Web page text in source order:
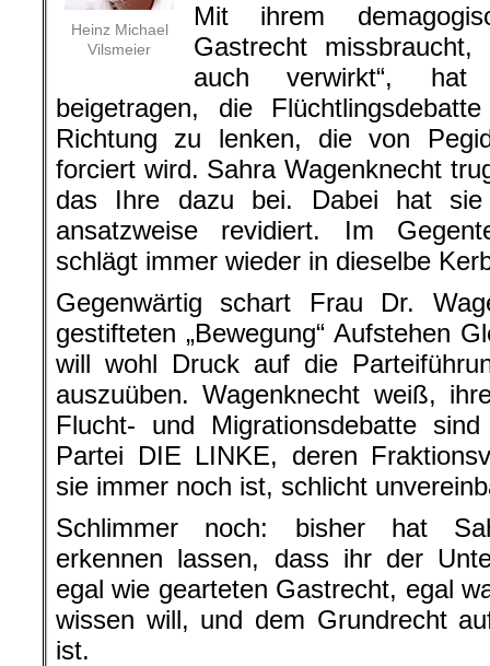
Heinz Michael
Vilsmeier
Mit ihrem
Gastrecht
auch verwirkt“,
beigetragen, die
Richtung zu lenken, die von
forciert wird. Sahra Wagenknecht
das Ihre dazu bei. Dabei hat
ansatzweise revidiert. Im
schlägt immer wieder in dieselbe
Gegenwärtig schart Frau Dr.
gestifteten „Bewegung“ Aufstehen
will wohl Druck auf die
auszuüben. Wagenknecht weiß,
Flucht- und Migrationsdebatte
Partei DIE LINKE, deren
sie immer noch ist, schlicht
Schlimmer noch: bisher hat
erkennen lassen, dass ihr der
egal wie gearteten Gastrecht, egal
wissen will, und dem Grundrecht
ist.